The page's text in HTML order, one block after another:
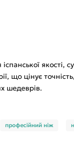
якості,
що цінує
шедеврів.
професійний ніж